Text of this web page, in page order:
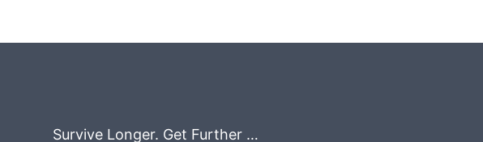
Survive Longer. Get Further …